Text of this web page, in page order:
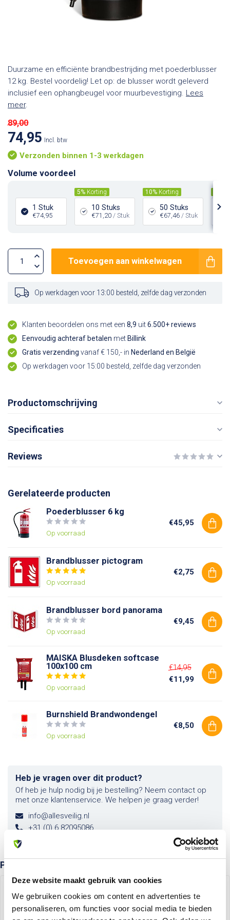
Deze website maakt gebruik van cookies
We gebruiken cookies om content en advertenties te
personaliseren, om functies voor social media te bieden
Duurzame en efficiënte brandbestrijding met poederblusser
12 kg. Bestel voordelig! Let op: de blusser wordt geleverd
inclusief een ophangbeugel voor muurbevestiging. Lees
meer.
89,00
74,95 Incl. btw
Verzonden binnen 1-3 werkdagen
Volume voordeel
1 Stuk
€74,95
5% Korting
10 Stuks
€71,20 / Stuk
10% Korting
50 Stuks
€67,46 / Stuk
Toevoegen aan winkelwagen
Op werkdagen voor 13:00 besteld, zelfde dag verzonden
Klanten beoordelen ons met een 8,9 uit6.500+ reviews
Eenvoudig achteraf betalen met Billink
Gratis verzending vanaf € 150,- in Nederland en België
Op werkdagen voor 15:00 besteld, zelfde dag verzonden
Productomschrijving
Specificaties
Reviews
Gerelateerde producten
Poederblusser 6 kg
Op voorraad
€45,95
Brandblusser pictogram
Op voorraad
€2,75
Brandblusser bord panorama
Op voorraad
€9,45
MAISKA Blusdeken softcase
100x100 cm
Op voorraad
€14,95
€11,99
Burnshield Brandwondengel
Op voorraad
€8,50
Heb je vragen over dit product?
Of heb je hulp nodig bij je bestelling? Neem contact op
met onze klantenservice. We helpen je graag verder!
info@allesveilig.nl
+31 (0) 6 82095086
Product bundels
Picto + blusdeken
Poederblusser 12 kg + Brandblusser pictogram+
Blusdeken softcase 120x120 cm
-4%